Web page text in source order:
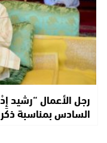
رجل الأعمال “رشيد
السادس بمناسبة